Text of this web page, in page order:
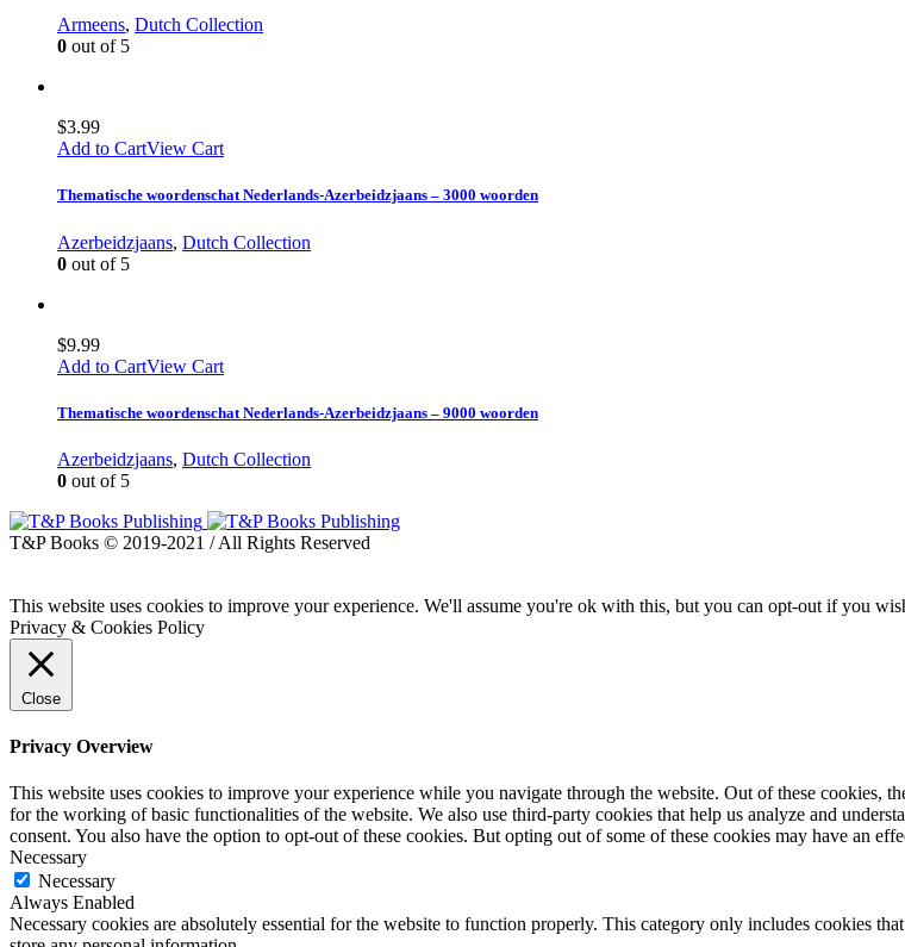
Armeens, Dutch Collection
0 out of 5
$3.99
Add to CartView Cart
Thematische woordenschat Nederlands-Azerbeidzjaans – 3000 woorden
Azerbeidzjaans, Dutch Collection
0 out of 5
$9.99
Add to CartView Cart
Thematische woordenschat Nederlands-Azerbeidzjaans – 9000 woorden
Azerbeidzjaans, Dutch Collection
0 out of 5
T&P Books © 2019-2021 / All Rights Reserved
This website uses cookies to improve your experience. We'll assume you're ok with this, but you can opt-out if you
Privacy & Cookies Policy
Close
Privacy Overview
This website uses cookies to improve your experience while you navigate through the website. Out of these cookies,
for the working of basic functionalities of the website. We also use third-party cookies that help us analyze and
consent. You also have the option to opt-out of these cookies. But opting out of some of these cookies may have an
Necessary
Necessary
Always Enabled
Necessary cookies are absolutely essential for the website to function properly. This category only includes cookies